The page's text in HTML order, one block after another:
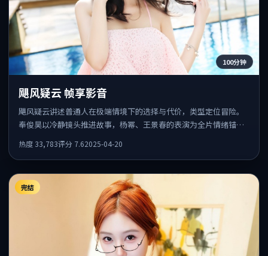
100分钟
飓风疑云 帧享影音
飓风疑云讲述普通人在极端情境下的选择与代价，类型定位冒险。
奉俊昊以冷静镜头推进故事，杨幂、王景春的表演为全片情绪锚
热度 33,783评分 7.62025-04-20
完结